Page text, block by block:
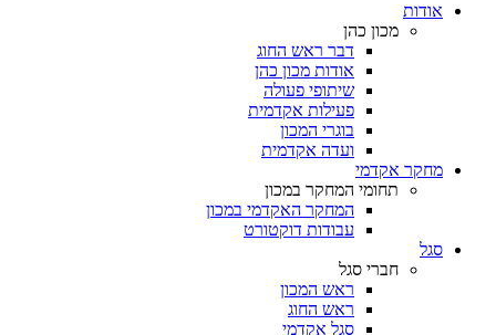
אודות
מכון כהן
דבר ראש החוג
אודות מכון כהן
שיתופי פעולה
פעילות אקדמית
בוגרי המכון
ועדה אקדמית
מחקר אקדמי
תחומי המחקר במכון
המחקר האקדמי במכון
עבודות דוקטורט
סגל
חברי סגל
ראש המכון
ראש החוג
סגל אקדמי